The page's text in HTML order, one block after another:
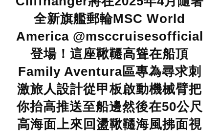
全新旗艦郵輪MSC World
America @msccruisesofficial
登場！這座鞦韆高聳在船頂
Family Aventura區專為尋求刺
激旅人設計從甲板啟動機械臂把
你抬高推送至船邊然後在50公尺
高海面上來回盪鞦韆海風拂面視